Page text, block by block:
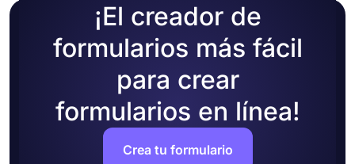
¡El creador de
formularios más fácil
para crear
formularios en línea!
Crea tu formulario